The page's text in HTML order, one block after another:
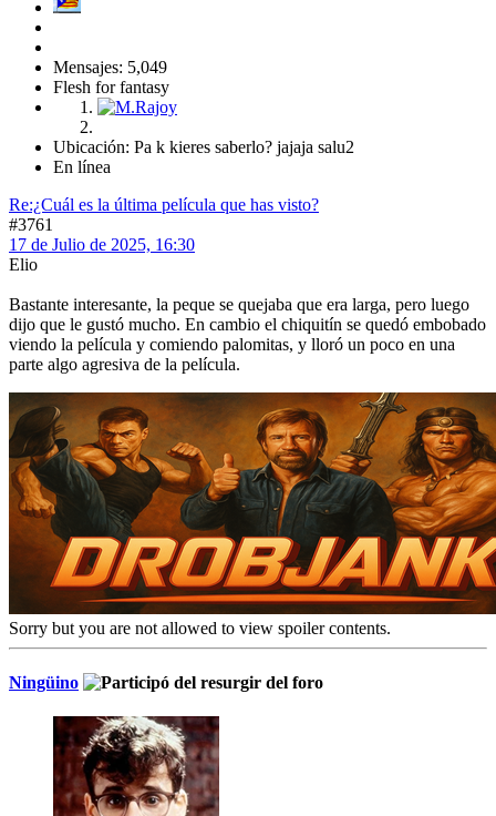
Mensajes: 5,049
Flesh for fantasy
Ubicación: Pa k kieres saberlo? jajaja salu2
En línea
Re:¿Cuál es la última película que has visto?
#3761
17 de Julio de 2025, 16:30
Elio
Bastante interesante, la peque se quejaba que era larga, pero luego
dijo que le gustó mucho. En cambio el chiquitín se quedó embobado
viendo la película y comiendo palomitas, y lloró un poco en una
parte algo agresiva de la película.
Sorry but you are not allowed to view spoiler contents.
Ningüino